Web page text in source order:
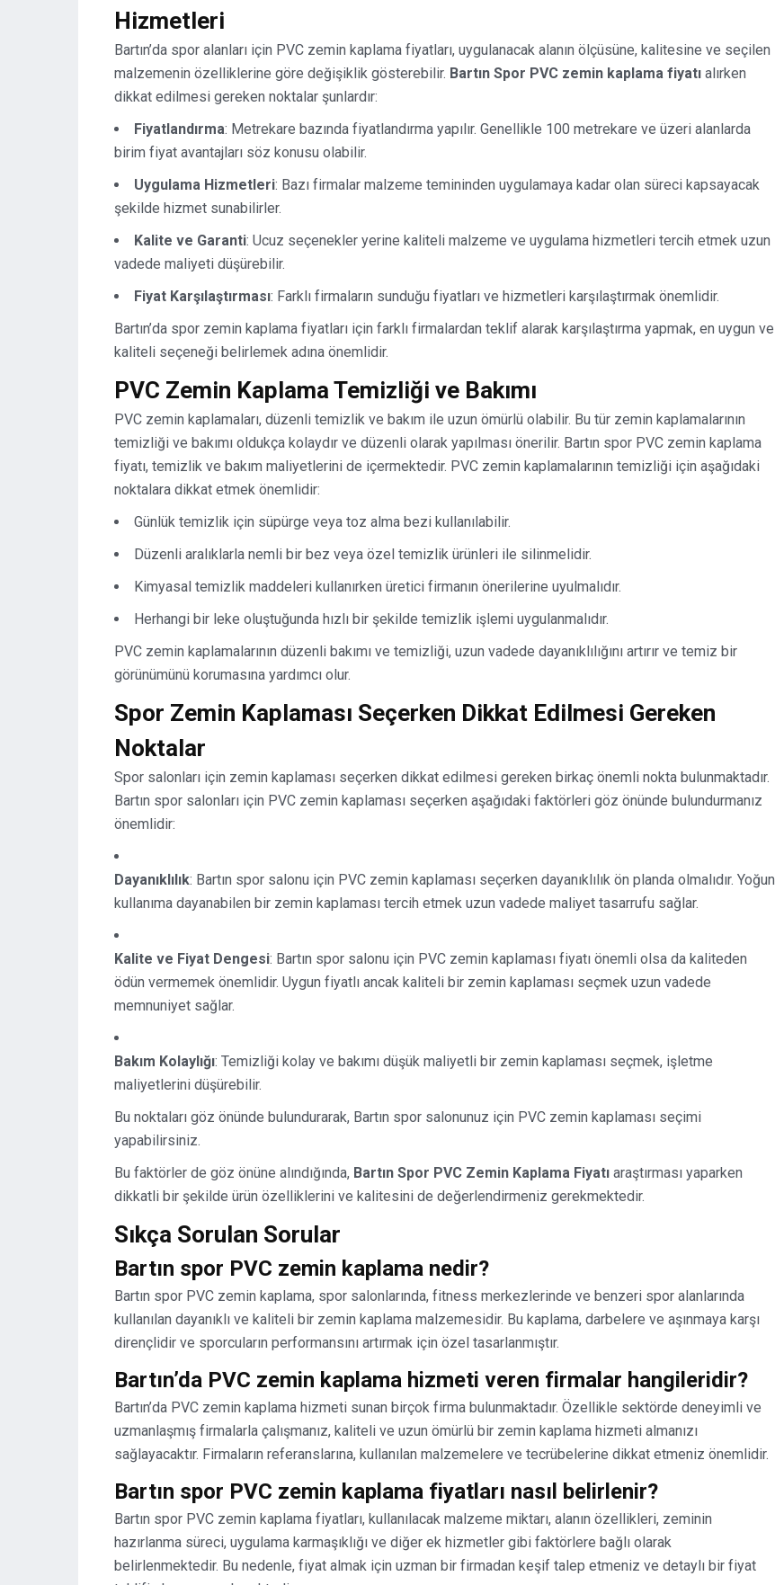
Hizmetleri
Bartın’da spor alanları için PVC zemin kaplama fiyatları, uygulanacak alanın ölçüsüne, kalitesine ve seçilen
malzemenin özelliklerine göre değişiklik gösterebilir. Bartın Spor PVC zemin kaplama fiyatı alırken
dikkat edilmesi gereken noktalar şunlardır:
Fiyatlandırma: Metrekare bazında fiyatlandırma yapılır. Genellikle 100 metrekare ve üzeri alanlarda
birim fiyat avantajları söz konusu olabilir.
Uygulama Hizmetleri: Bazı firmalar malzeme temininden uygulamaya kadar olan süreci kapsayacak
şekilde hizmet sunabilirler.
Kalite ve Garanti: Ucuz seçenekler yerine kaliteli malzeme ve uygulama hizmetleri tercih etmek uzun
vadede maliyeti düşürebilir.
Fiyat Karşılaştırması: Farklı firmaların sunduğu fiyatları ve hizmetleri karşılaştırmak önemlidir.
Bartın’da spor zemin kaplama fiyatları için farklı firmalardan teklif alarak karşılaştırma yapmak, en uygun ve
kaliteli seçeneği belirlemek adına önemlidir.
PVC Zemin Kaplama Temizliği ve Bakımı
PVC zemin kaplamaları, düzenli temizlik ve bakım ile uzun ömürlü olabilir. Bu tür zemin kaplamalarının
temizliği ve bakımı oldukça kolaydır ve düzenli olarak yapılması önerilir. Bartın spor PVC zemin kaplama
fiyatı, temizlik ve bakım maliyetlerini de içermektedir. PVC zemin kaplamalarının temizliği için aşağıdaki
noktalara dikkat etmek önemlidir:
Günlük temizlik için süpürge veya toz alma bezi kullanılabilir.
Düzenli aralıklarla nemli bir bez veya özel temizlik ürünleri ile silinmelidir.
Kimyasal temizlik maddeleri kullanırken üretici firmanın önerilerine uyulmalıdır.
Herhangi bir leke oluştuğunda hızlı bir şekilde temizlik işlemi uygulanmalıdır.
PVC zemin kaplamalarının düzenli bakımı ve temizliği, uzun vadede dayanıklılığını artırır ve temiz bir
görünümünü korumasına yardımcı olur.
Spor Zemin Kaplaması Seçerken Dikkat Edilmesi Gereken
Noktalar
Spor salonları için zemin kaplaması seçerken dikkat edilmesi gereken birkaç önemli nokta bulunmaktadır.
Bartın spor salonları için PVC zemin kaplaması seçerken aşağıdaki faktörleri göz önünde bulundurmanız
önemlidir:
Dayanıklılık: Bartın spor salonu için PVC zemin kaplaması seçerken dayanıklılık ön planda olmalıdır. Yoğun
kullanıma dayanabilen bir zemin kaplaması tercih etmek uzun vadede maliyet tasarrufu sağlar.
Kalite ve Fiyat Dengesi: Bartın spor salonu için PVC zemin kaplaması fiyatı önemli olsa da kaliteden
ödün vermemek önemlidir. Uygun fiyatlı ancak kaliteli bir zemin kaplaması seçmek uzun vadede
memnuniyet sağlar.
Bakım Kolaylığı: Temizliği kolay ve bakımı düşük maliyetli bir zemin kaplaması seçmek, işletme
maliyetlerini düşürebilir.
Bu noktaları göz önünde bulundurarak, Bartın spor salonunuz için PVC zemin kaplaması seçimi
yapabilirsiniz.
Bu faktörler de göz önüne alındığında, Bartın Spor PVC Zemin Kaplama Fiyatı araştırması yaparken
dikkatli bir şekilde ürün özelliklerini ve kalitesini de değerlendirmeniz gerekmektedir.
Sıkça Sorulan Sorular
Bartın spor PVC zemin kaplama nedir?
Bartın spor PVC zemin kaplama, spor salonlarında, fitness merkezlerinde ve benzeri spor alanlarında
kullanılan dayanıklı ve kaliteli bir zemin kaplama malzemesidir. Bu kaplama, darbelere ve aşınmaya karşı
dirençlidir ve sporcuların performansını artırmak için özel tasarlanmıştır.
Bartın’da PVC zemin kaplama hizmeti veren firmalar hangileridir?
Bartın’da PVC zemin kaplama hizmeti sunan birçok firma bulunmaktadır. Özellikle sektörde deneyimli ve
uzmanlaşmış firmalarla çalışmanız, kaliteli ve uzun ömürlü bir zemin kaplama hizmeti almanızı
sağlayacaktır. Firmaların referanslarına, kullanılan malzemelere ve tecrübelerine dikkat etmeniz önemlidir.
Bartın spor PVC zemin kaplama fiyatları nasıl belirlenir?
Bartın spor PVC zemin kaplama fiyatları, kullanılacak malzeme miktarı, alanın özellikleri, zeminin
hazırlanma süreci, uygulama karmaşıklığı ve diğer ek hizmetler gibi faktörlere bağlı olarak
belirlenmektedir. Bu nedenle, fiyat almak için uzman bir firmadan keşif talep etmeniz ve detaylı bir fiyat